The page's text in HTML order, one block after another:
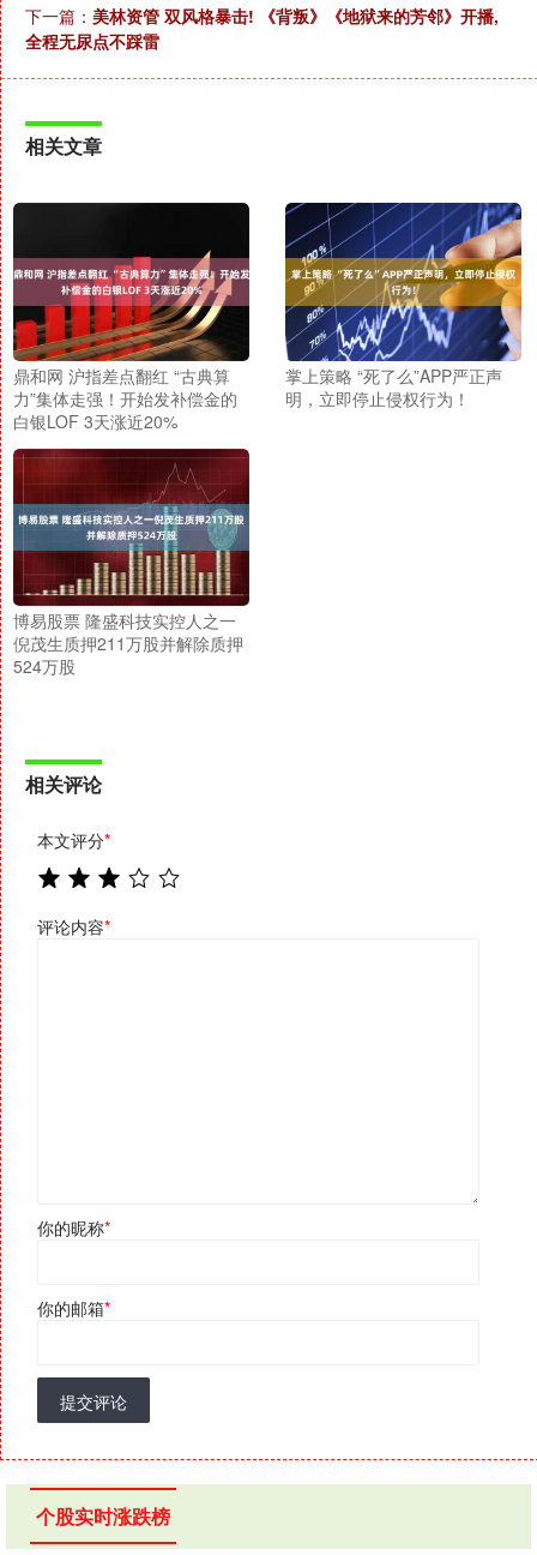
下一篇： 美林资管 双风格暴击! 《背叛》《地狱来的芳邻》开播,
全程无尿点不踩雷
相关文章
鼎和网 沪指差点翻红 “古典算
力”集体走强！开始发补偿金的
白银LOF 3天涨近20%
掌上策略 “死了么”APP严正声
明，立即停止侵权行为！
博易股票 隆盛科技实控人之一
倪茂生质押211万股并解除质押
524万股
相关评论
本文评分*
评论内容*
你的昵称*
你的邮箱*
提交评论
个股实时涨跌榜